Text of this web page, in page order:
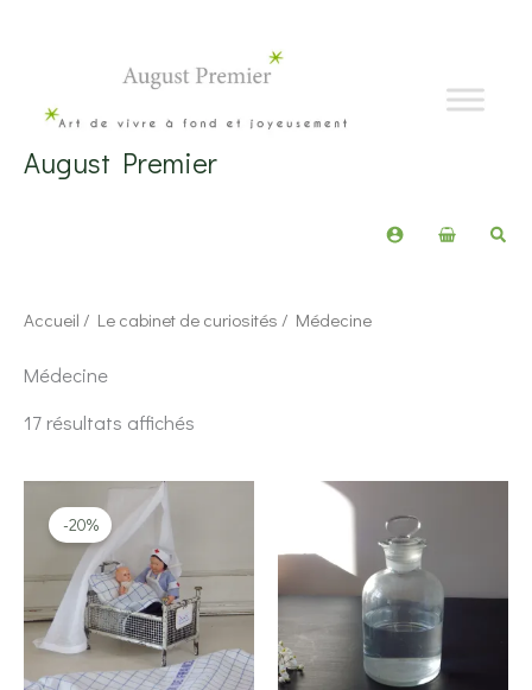
August Premier
Accueil / Le cabinet de curiosités / Médecine
Médecine
17 résultats affichés
récent
-20%